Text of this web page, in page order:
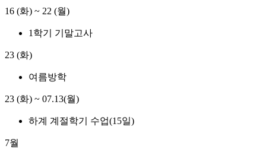
16 (화) ~ 22 (월)
1학기 기말고사
23 (화)
여름방학
23 (화) ~ 07.13(월)
하계 계절학기 수업(15일)
7월